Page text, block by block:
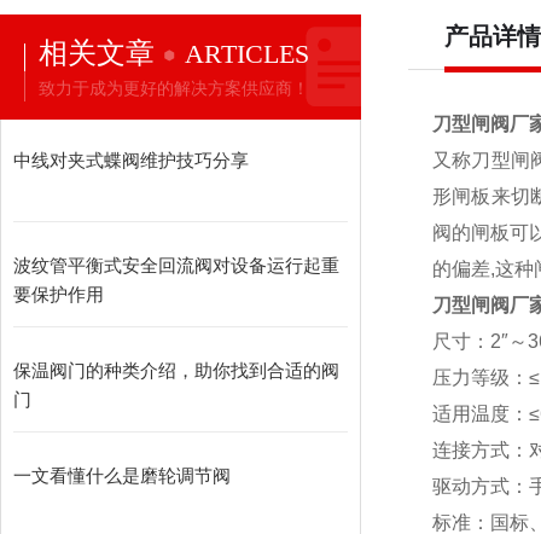
相关文章 ARTICLES
致力于成为更好的解决方案供应商！
中线对夹式蝶阀维护技巧分享
波纹管平衡式安全回流阀对设备运行起重
要保护作用
保温阀门的种类介绍，助你找到合适的阀
门
一文看懂什么是磨轮调节阀
产品详情
刀型闸阀厂
又称刀型闸
形闸板来切
阀的闸板可
的偏差,这种
刀型闸阀厂
尺寸：2″～
压力等级：
适用温度：
连接方式：
驱动方式：
标准：国标